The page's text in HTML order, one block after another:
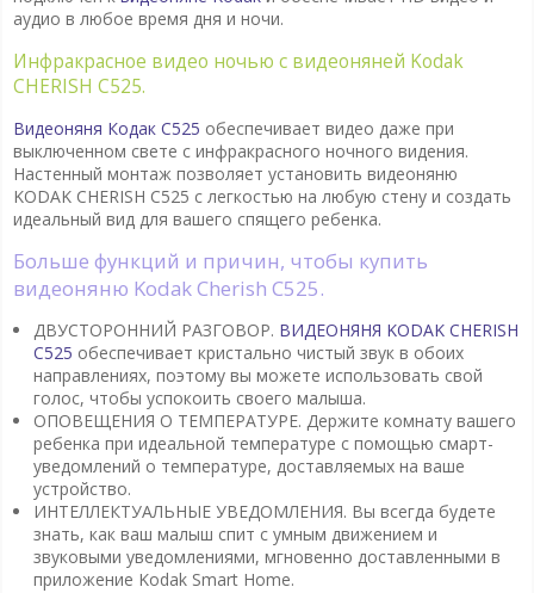
аудио в любое время дня и ночи.
Инфракрасное видео ночью с видеоняней Kodak
CHERISH C525.
Видеоняня Кодак C525 обеспечивает видео даже при
выключенном свете с инфракрасного ночного видения.
Настенный монтаж позволяет установить видеоняню
KODAK CHERISH C525 с легкостью на любую стену и создать
идеальный вид для вашего спящего ребенка.
Больше функций и причин, чтобы купить
видеоняню Kodak Cherish C525.
ДВУСТОРОННИЙ РАЗГОВОР. ВИДЕОНЯНЯ KODAK CHERISH
C525 обеспечивает кристально чистый звук в обоих
направлениях, поэтому вы можете использовать свой
голос, чтобы успокоить своего малыша.
ОПОВЕЩЕНИЯ О ТЕМПЕРАТУРЕ. Держите комнату вашего
ребенка при идеальной температуре с помощью смарт-
уведомлений о температуре, доставляемых на ваше
устройство.
ИНТЕЛЛЕКТУАЛЬНЫЕ УВЕДОМЛЕНИЯ. Вы всегда будете
знать, как ваш малыш спит с умным движением и
звуковыми уведомлениями, мгновенно доставленными в
приложение Kodak Smart Home.